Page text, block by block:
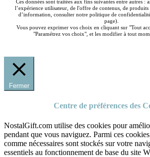
Ces données sont traitées aux fins suivantes entre autres :
l’expérience utilisateur, de l'offre de contenus, de produits
d’information, consulter notre politique de
page).
Vous pouvez exprimer vos choix en cliquant sur "Tout
"Paramétrez vos choix", et les modifier à tout
Fermer
Centre de préférences des
NostalGift.com utilise des cookies pour
pendant que vous naviguez. Parmi ces
comme nécessaires sont stockés sur votre
essentiels au fonctionnement de base du site